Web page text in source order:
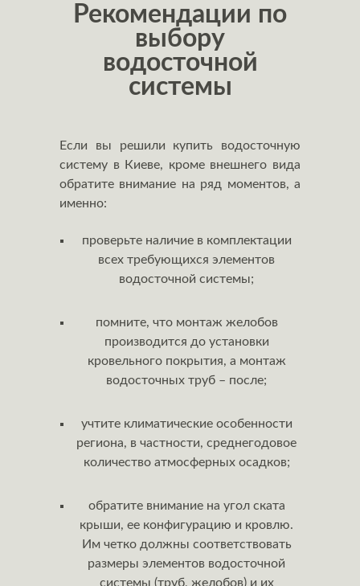
Рекомендации по
выбору
водосточной
системы
Если вы решили купить водосточную
систему в Киеве, кроме внешнего вида
обратите внимание на ряд моментов, а
именно:
проверьте наличие в комплектации
всех требующихся элементов
водосточной системы;
помните, что монтаж желобов
производится до установки
кровельного покрытия, а монтаж
водосточных труб – после;
учтите климатические особенности
региона, в частности, среднегодовое
количество атмосферных осадков;
обратите внимание на угол ската
крыши, ее конфигурацию и кровлю.
Им четко должны соответствовать
размеры элементов водосточной
системы (труб, желобов) и их